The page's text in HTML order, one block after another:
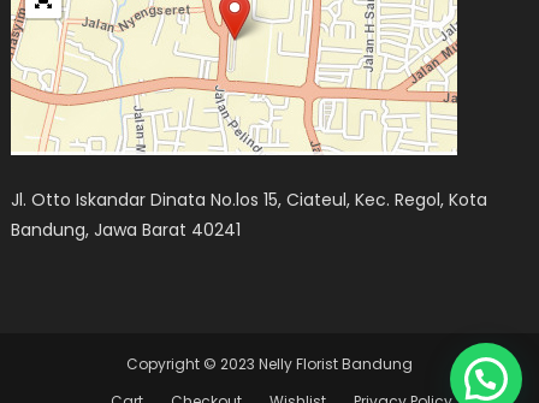
Jl. Otto Iskandar Dinata No.los 15, Ciateul, Kec. Regol, Kota
Bandung, Jawa Barat 40241
Copyright © 2023 Nelly Florist Bandung